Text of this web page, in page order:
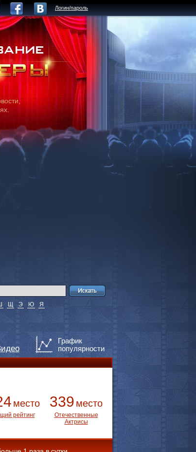
Логин/пароль
Щ Э Ю Я
График
популярности
место
рейтинг
339 место
Отечественные
Актрисы